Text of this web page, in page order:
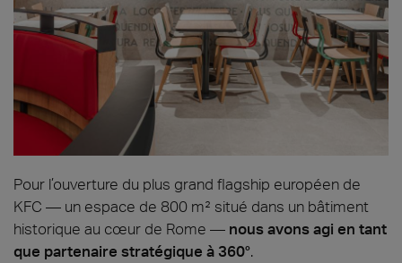
Pour l’ouverture du plus grand flagship européen de
KFC — un espace de 800 m² situé dans un bâtiment
historique au cœur de Rome — nous avons agi en tant
que partenaire stratégique à 360°.